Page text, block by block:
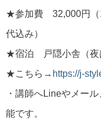
★参加費 32,000円（
代込み）
★宿泊 戸隠小舎（夜
★こちら→ https://j-
・講師へLineやメー
能です。